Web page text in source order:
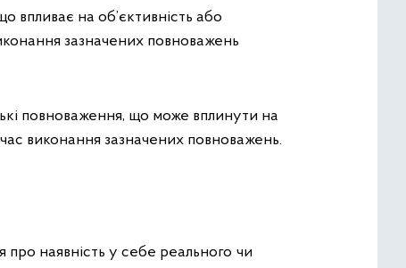
впливає на об’єктивність або
зазначених повноважень
повноваження, що може вплинути на
виконання зазначених повноважень.
про наявність у себе реального чи